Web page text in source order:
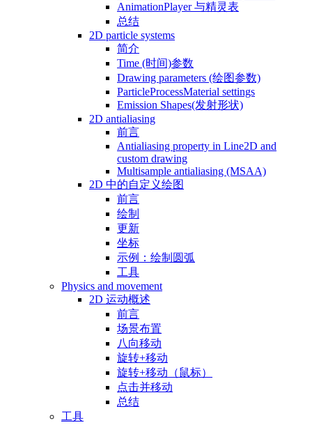
AnimationPlayer 与精灵表
总结
2D particle systems
简介
Time (时间)参数
Drawing parameters (绘图参数)
ParticleProcessMaterial settings
Emission Shapes(发射形状)
2D antialiasing
前言
Antialiasing property in Line2D and
custom drawing
Multisample antialiasing (MSAA)
2D 中的自定义绘图
前言
绘制
更新
坐标
示例：绘制圆弧
工具
Physics and movement
2D 运动概述
前言
场景布置
八向移动
旋转+移动
旋转+移动（鼠标）
点击并移动
总结
工具